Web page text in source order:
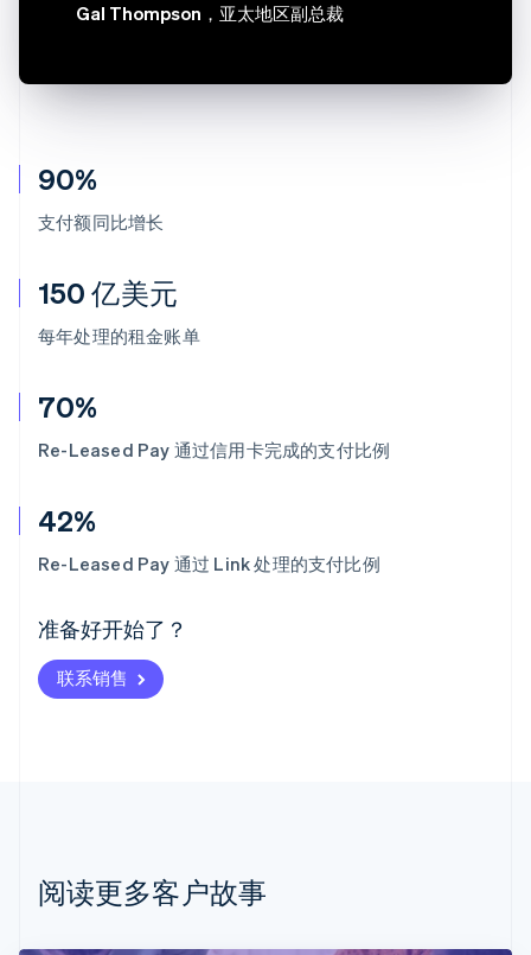
90%
支付额同比增长
150 亿美元
每年处理的租金账单
70%
Re-Leased Pay 通过信用卡完成的支付比例
42%
Re-Leased Pay 通过 Link 处理的支付比例
准备好开始了？
联系销售
Gal Thompson ，亚太地区副总裁
阅读更多客户故事
阿联酋
爱尔兰
爱沙尼亚
English
奥地利
Deutsch English
Nederlands Français Deutsch
波兰